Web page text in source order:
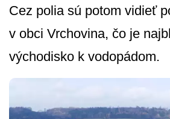
Cez polia sú potom vidieť
v obci Vrchovina, čo je
východisko k vodopádom.